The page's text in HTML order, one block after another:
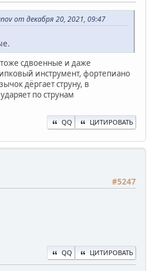
от декабря 20, 2021, 09:47
сдвоенные и даже
инструмент, фортепиано
дёргает струну, в
по струнам
QQ ЦИТИРОВАТЬ
#5247
QQ ЦИТИРОВАТЬ